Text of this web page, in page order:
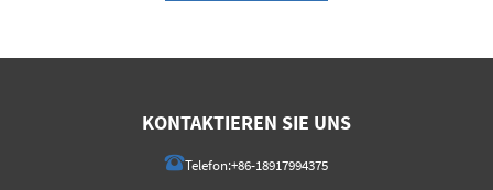
KONTAKTIEREN SIE UNS
Telefon:+86-18917994375